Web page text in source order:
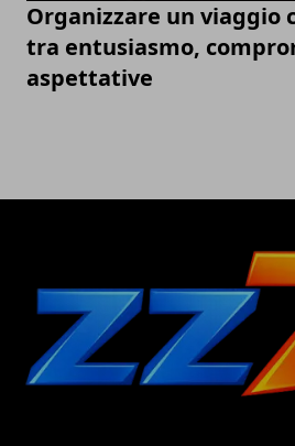
Organizzare un viaggio
tra entusiasmo,
aspettative